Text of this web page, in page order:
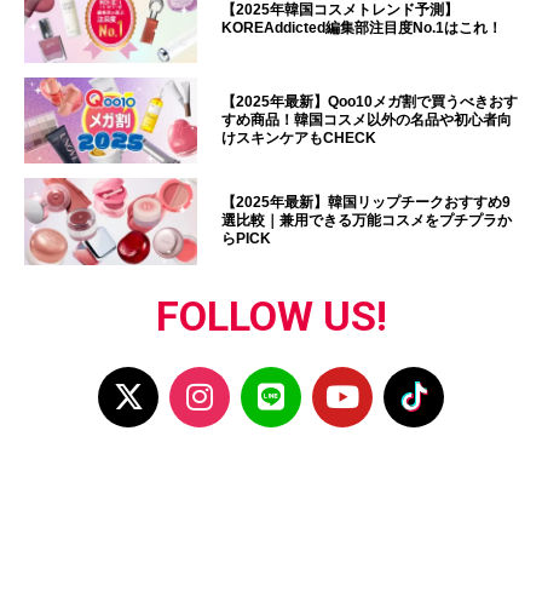
【2025年韓国コスメトレンド予測】
KOREAddicted編集部注目度No.1はこれ！
【2025年最新】Qoo10メガ割で買うべきおす
すめ商品！韓国コスメ以外の名品や初心者向
けスキンケアもCHECK
【2025年最新】韓国リップチークおすすめ9
選比較｜兼用できる万能コスメをプチプラか
らPICK
FOLLOW US!